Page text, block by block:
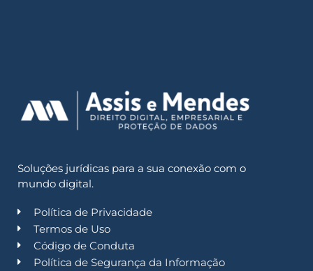
Soluções jurídicas para a sua conexão com o
mundo digital.
Política de Privacidade
Termos de Uso
Código de Conduta
Política de Segurança da Informação